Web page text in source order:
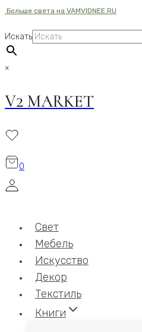
Перейти
содержимому
Больше света на VAMVIDNEE.RU
Искать
×
V2 MARKET
0
Свет
Мебель
Искусство
Декор
Текстиль
Книги